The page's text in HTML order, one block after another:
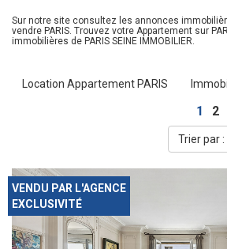
Sur notre site consultez les annonces
vendre PARIS. Trouvez votre Appartement sur
immobilières de PARIS SEINE IMMOBILIER.
Location Appartement PARIS
1 2
Trier par :
VENDU PAR L'AGENCE
EXCLUSIVITÉ